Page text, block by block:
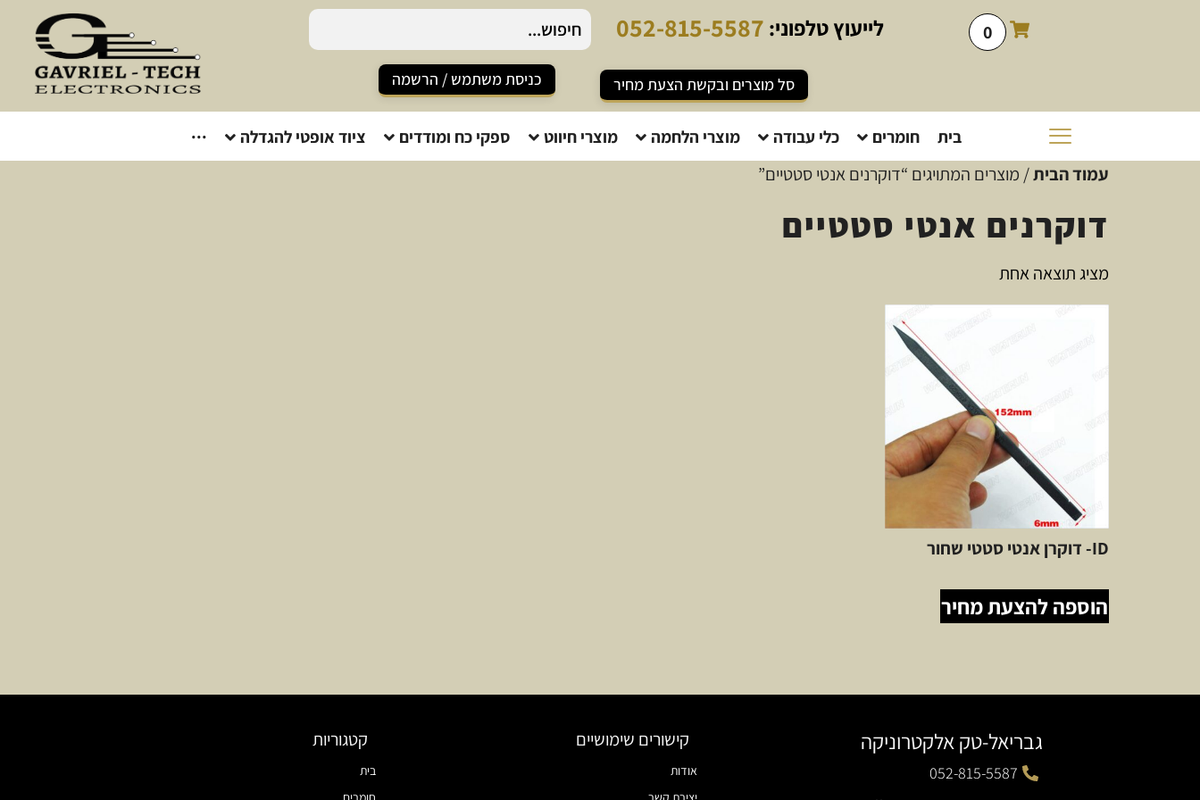
0 לייעוץטלפוני: 52-815-5587
סל מוצרים ובקשת הצעת מחיר כניסת משתמש / הרשמה
בית חומרים כלי עבודה מוצרי הלחמה מוצרי חיווט ספקי כח ומודדים ציוד אופטי להגדלה ···
עמוד הבית/ מוצרים המתויגים “דוקרנים אנטי סטטיים”
דוקרנים אנטי סטטיים
מציג תוצאה אחת
ID- דוקרן אנטי סטטי שחור
הוספה להצעת מחיר
גבריאל-טק אלקטרוניקה
052-815-5587
קישורים שימושיים
אודות
קטגוריות
בית